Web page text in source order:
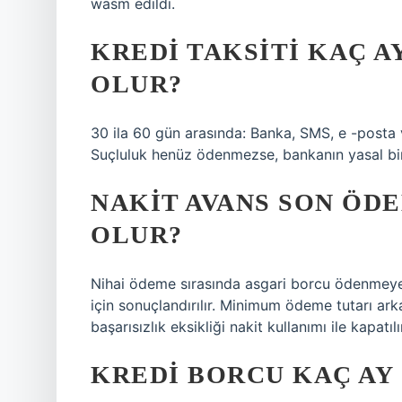
wasm edildi.
KREDI TAKSITI KAÇ
OLUR?
30 ila 60 gün arasında: Banka, SMS, e -
Suçluluk henüz ödenmezse, bankanın yasal
NAKIT AVANS SON
OLUR?
Nihai ödeme sırasında asgari borcu
için sonuçlandırılır. Minimum ödeme tutarı
başarısızlık eksikliği nakit kullanımı ile
KREDI BORCU KAÇ